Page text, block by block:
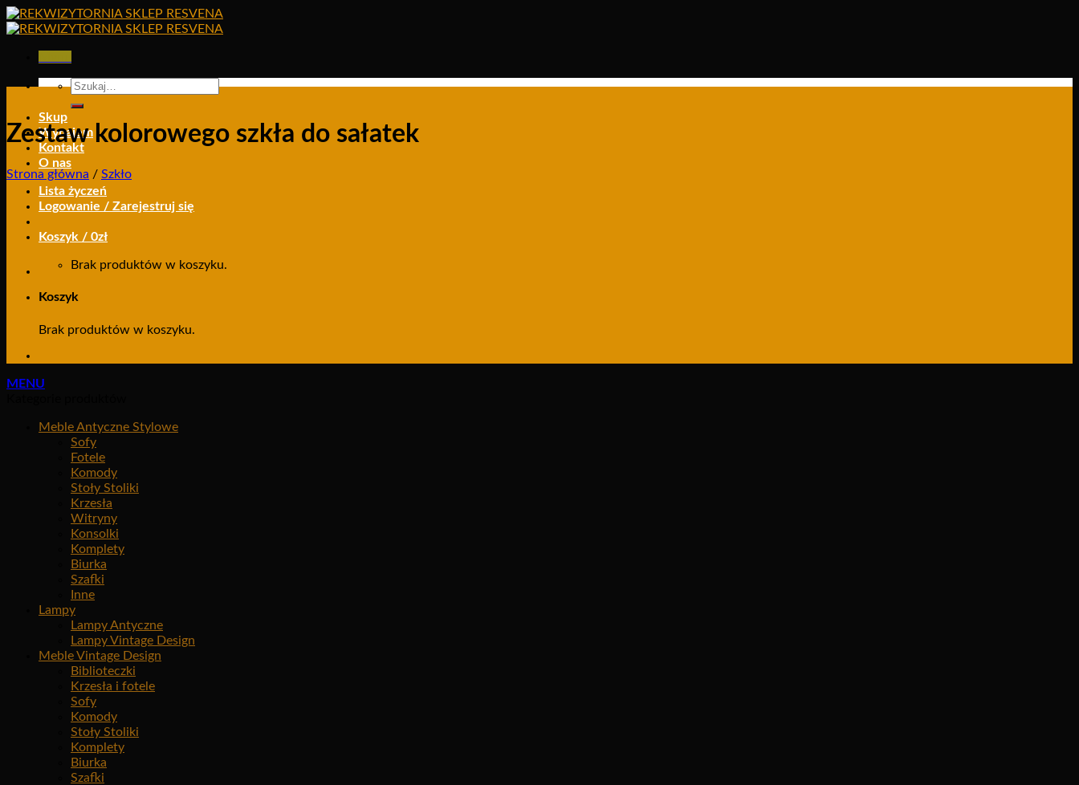
Skip
to
Szukaj:
Skup
Wynajem
Kontakt
O nas
Lista życzeń
Logowanie / Zarejestruj się
Koszyk / 0zł
Brak produktów w koszyku.
Koszyk
Brak produktów w koszyku.
Zestaw kolorowego szkła do sałatek
Strona główna / Szkło
MENU
Meble Antyczne Stylowe
Sofy
Fotele
Komody
Stoły Stoliki
Krzesła
Witryny
Konsolki
Komplety
Biurka
Szafki
Inne
Lampy
Lampy Antyczne
Lampy Vintage Design
Meble Vintage Design
Biblioteczki
Krzesła i fotele
Sofy
Komody
Stoły Stoliki
Komplety
Biurka
Szafki